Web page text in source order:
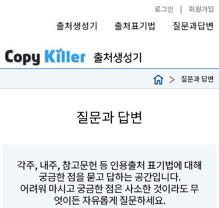
로그인 | 회원가입
출처생성기 출처표기법 질문과답변
질문과 답변
질문과 답변
각주, 내주, 참고문헌 등 인용출처 표기법에 대해
궁금한 점을 묻고 답하는 공간입니다.
어려워 마시고 궁금한 점은 사소한 것이라도 무
엇이든 자유롭게 질문하세요.